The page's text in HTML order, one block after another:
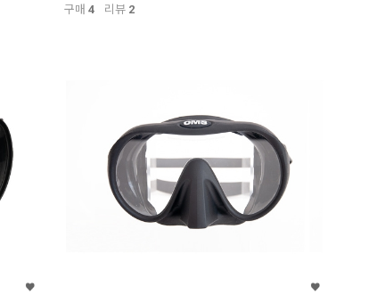
구매 4 리뷰 2